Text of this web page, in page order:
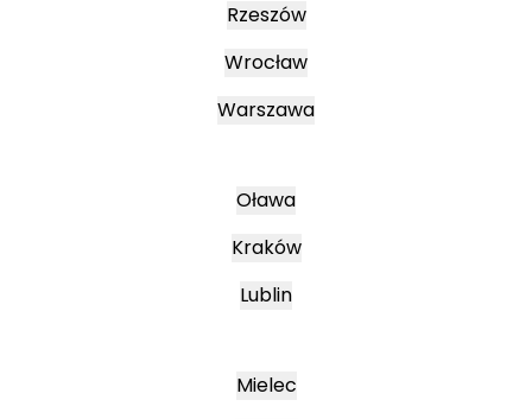
Rzeszów
Wrocław
Warszawa
Oława
Kraków
Lublin
Mielec